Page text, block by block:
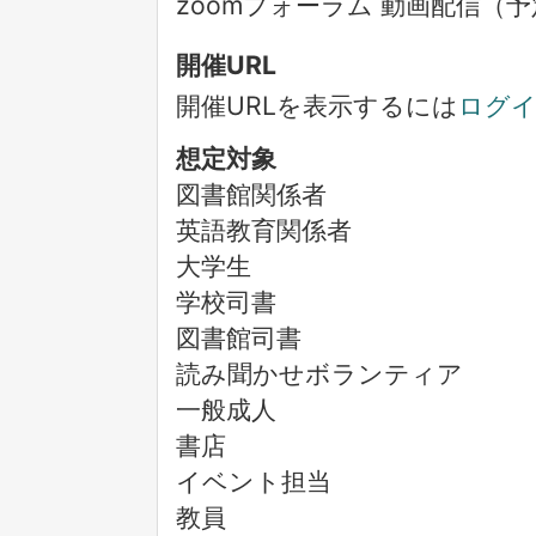
開催URL
開催URLを表示するには ログ
想定対象
図書館関係者
英語教育関係者
大学生
学校司書
図書館司書
読み聞かせボランティア
一般成人
書店
イベント担当
教員